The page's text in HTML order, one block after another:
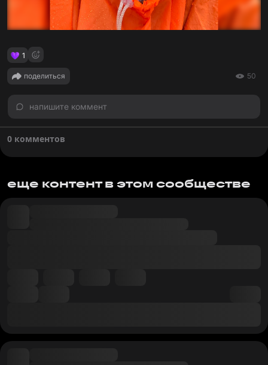
1
поделиться 50
напишите коммент
0 комментов
еще контент в этом сообществе